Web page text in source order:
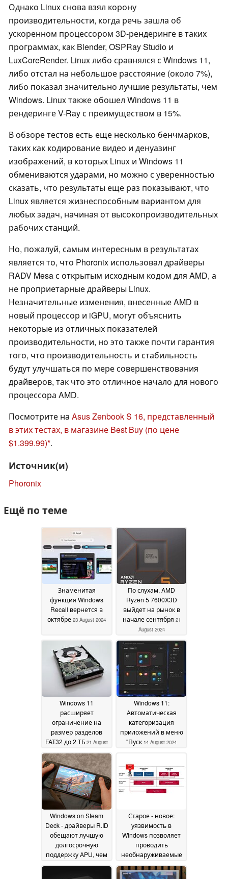
Однако Linux снова взял корону
производительности, когда речь зашла об
ускоренном процессором 3D-рендеринге в таких
программах, как Blender, OSPRay Studio и
LuxCoreRender. Linux либо сравнялся с Windows 11,
либо отстал на небольшое расстояние (около 7%),
либо показал значительно лучшие результаты, чем
Windows. Linux также обошел Windows 11 в
рендеринге V-Ray с преимуществом в 15%.
В обзоре тестов есть еще несколько бенчмарков,
таких как кодирование видео и денуазинг
изображений, в которых Linux и Windows 11
обмениваются ударами, но можно с уверенностью
сказать, что результаты еще раз показывают, что
Linux является жизнеспособным вариантом для
любых задач, начиная от высокопроизводительных
рабочих станций.
Но, пожалуй, самым интересным в результатах
является то, что Phoronix использовал драйверы
RADV Mesa с открытым исходным кодом для AMD, а
не проприетарные драйверы Linux.
Незначительные изменения, внесенные AMD в
новый процессор и iGPU, могут объяснить
некоторые из отличных показателей
производительности, но это также почти гарантия
того, что производительность и стабильность
будут улучшаться по мере совершенствования
драйверов, так что это отличное начало для нового
процессора AMD.
Посмотрите на Asus Zenbook S 16, представленный
в этих тестах, в магазине Best Buy (по цене
$1.399.99) .
Источник(и)
Phoronix
Ещё по теме
Знаменитая
функция Windows
Recall вернется в
октябре 23 August 2024
По слухам, AMD
Ryzen 5 7600X3D
выйдет на рынок в
начале сентября 21
August 2024
Windows 11
расширяет
ограничение на
размер разделов
FAT32 до 2 ТБ 21 August
2024
Windows 11:
Автоматическая
категоризация
приложений в меню
"Пуск 14 August 2024
Windows on Steam
Deck - драйверы R.ID
обещают лучшую
долгосрочную
поддержку APU, чем
Valve11 August 2024
Старое - новое:
уязвимость в
Windows позволяет
проводить
необнаруживаемые
атаки на понижение
рейтинга08 August 2024